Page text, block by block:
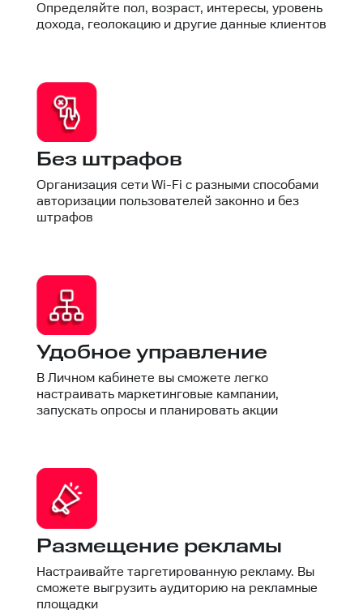
Определяйте пол, возраст, интересы, уровень
дохода, геолокацию и другие данные клиентов
Без штрафов
Организация сети Wi-Fi с разными способами
авторизации пользователей законно и без
штрафов
Удобное управление
В Личном кабинете вы сможете легко
настраивать маркетинговые кампании,
запускать опросы и планировать акции
Размещение рекламы
Настраивайте таргетированную рекламу. Вы
сможете выгрузить аудиторию на рекламные
площадки